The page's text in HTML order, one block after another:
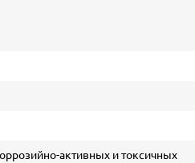
активных и токсичных